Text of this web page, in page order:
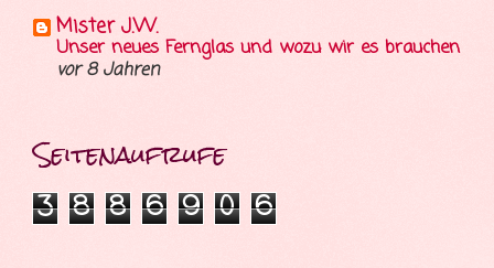
Mister J.W.
Unser neues Fernglas und wozu wir es brauchen
vor 8 Jahren
Seitenaufrufe
3 8 8 6 9 0 6